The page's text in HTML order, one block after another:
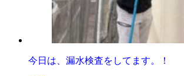
今日は、漏水検査をしてます。！